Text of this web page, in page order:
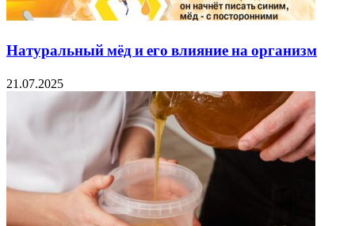
Натуральный мёд и его влияние на организм
21.07.2025